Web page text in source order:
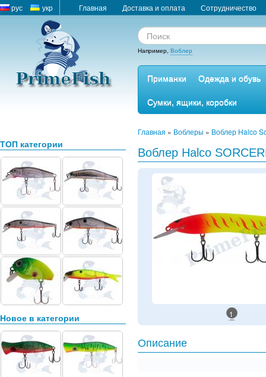
рус укр Главная Доставка и оплата Сотрудничество
Например, Воблер
Приманки
Одежда и обувь
Сумки, ящики, коробки
ТОП категории
Новое в категории
Главная » Воблеры » Воблер Halco
Воблер Halco
1
Описание